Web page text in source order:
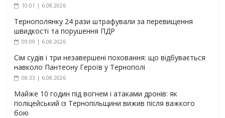
10:01 | 6.08.2026
Тернополянку 24 рази штрафували за перевищення
швидкості та порушення ПДР
09:09 | 6.08.2026
Сім судів і три незавершені поховання: що відбувається
навколо Пантеону Героїв у Тернополі
08:33 | 6.08.2026
Майже 10 годин під вогнем і атаками дронів: як
поліцейський із Тернопільщини вижив після важкого
бою